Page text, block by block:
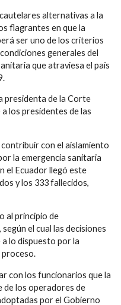
alternativas a la
flagrantes en que la
ser uno de los criterios
generales del
que atraviesa el país
presidenta de la Corte
los presidentes de las
con el aislamiento
la emergencia sanitaria
el Ecuador llegó este
y los 333 fallecidos,
al principio de
el cual las decisiones
lo dispuesto por la
proceso.
con los funcionarios que la
de los operadores de
por el Gobierno